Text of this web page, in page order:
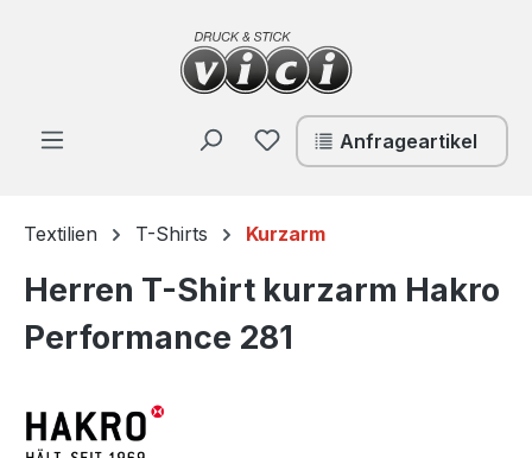
Zum Hauptinhalt springen
Du hast 0 Produkte auf
Anfrageartikel
Textilien T-Shirts Kurzarm
Herren T-Shirt kurzarm Hakro
Performance 281